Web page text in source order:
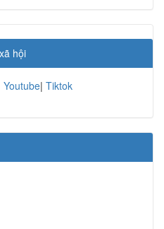
hội
Youtube| Tiktok